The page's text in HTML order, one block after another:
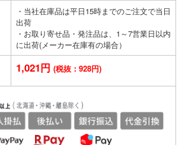
・当社在庫品は平日15時までのご注文で当日
出荷
・お取り寄せ品・発注品は、1～7営業日以内
に出荷(メーカー在庫有の場合）
1,021円 (税抜：928円)